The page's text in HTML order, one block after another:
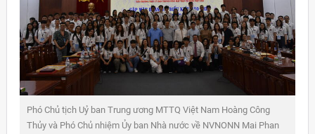
Phó Chủ tịch Uỷ ban Trung ương MTTQ Việt Nam Hoàng Công
Thủy và Phó Chủ nhiệm Ủy ban Nhà nước về NVNONN Mai Phan